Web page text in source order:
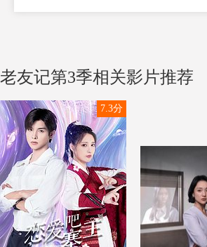
老友记第3季相关影片推荐
7.3分